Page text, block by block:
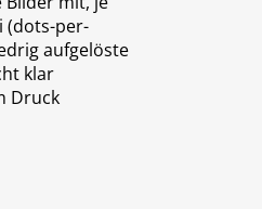
(dots-per-
aufgelöste
klar
Druck